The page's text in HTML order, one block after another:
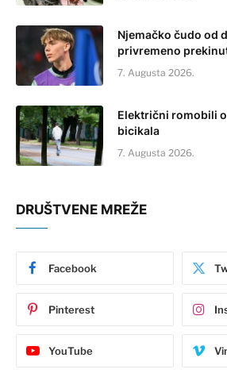
Njemačko čudo od
privremeno
7. Augusta 2026.
Električni romobili
bicikala
7. Augusta 2026.
DRUŠTVENE MREŽE
Facebook
Pinterest
YouTube